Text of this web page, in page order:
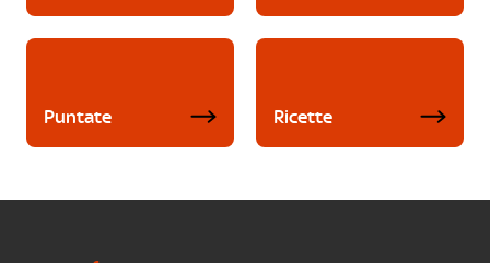
Puntate Ricette